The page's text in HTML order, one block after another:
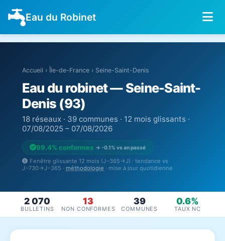
Eau du Robinet
Accueil › Île-de-France › Seine-Saint-Denis
Eau du robinet — Seine-Saint-
Denis (93)
18 réseaux · 39 communes · 12 mois glissants ·
07/08/2025 – 07/08/2026
99.4% conformes → -0.1% vs an passé
Fenêtre glissante 12 mois (J−365→J) · tendance vs
J−730→J−365 · méthodologie · mise à jour quotidienne
2 070
BULLETINS
13
NON CONFORMES
39
COMMUNES
0.6%
TAUX NC